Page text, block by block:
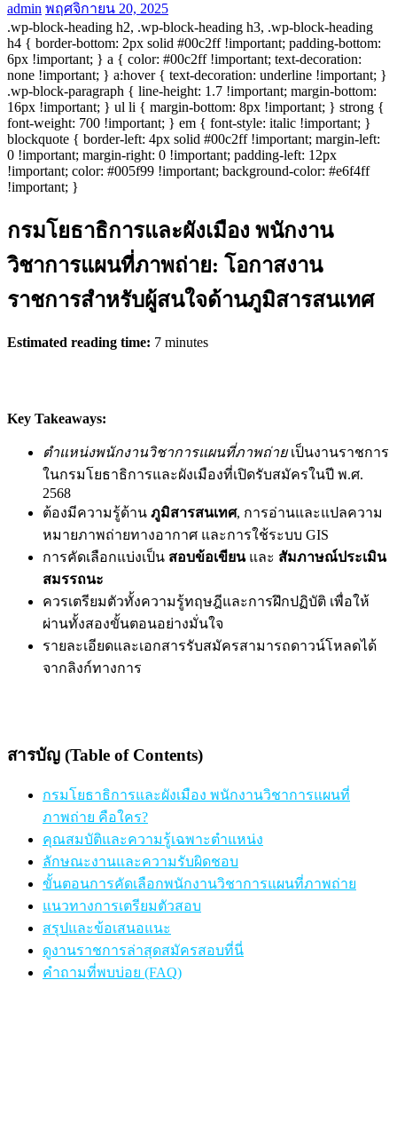
admin พฤศจิกายน 20, 2025
.wp-block-heading h2, .wp-block-heading h3, .wp-block-heading
h4 { border-bottom: 2px solid #00c2ff !important; padding-bottom:
6px !important; } a { color: #00c2ff !important; text-decoration:
none !important; } a:hover { text-decoration: underline !important; }
.wp-block-paragraph { line-height: 1.7 !important; margin-bottom:
16px !important; } ul li { margin-bottom: 8px !important; } strong {
font-weight: 700 !important; } em { font-style: italic !important; }
blockquote { border-left: 4px solid #00c2ff !important; margin-left:
0 !important; margin-right: 0 !important; padding-left: 12px
!important; color: #005f99 !important; background-color: #e6f4ff
!important; }
กรมโยธาธิการและผังเมือง พนักงาน
วิชาการแผนที่ภาพถ่าย: โอกาสงาน
ราชการสำหรับผู้สนใจด้านภูมิสารสนเทศ
Estimated reading time: 7 minutes
Key Takeaways:
ตำแหน่งพนักงานวิชาการแผนที่ภาพถ่ายเป็นงานราชการ
ในกรมโยธาธิการและผังเมืองที่เปิดรับสมัครในปี พ.ศ.
2568
ต้องมีความรู้ด้าน ภูมิสารสนเทศ, การอ่านและแปลความ
หมายภาพถ่ายทางอากาศ และการใช้ระบบ GIS
การคัดเลือกแบ่งเป็น สอบข้อเขียนและ สัมภาษณ์ประเมิน
สมรรถนะ
ควรเตรียมตัวทั้งความรู้ทฤษฎีและการฝึกปฏิบัติ เพื่อให้
ผ่านทั้งสองขั้นตอนอย่างมั่นใจ
รายละเอียดและเอกสารรับสมัครสามารถดาวน์โหลดได้
จากลิงก์ทางการ
สารบัญ (Table of Contents)
กรมโยธาธิการและผังเมือง พนักงานวิชาการแผนที่
ภาพถ่าย คือใคร?
คุณสมบัติและความรู้เฉพาะตำแหน่ง
ลักษณะงานและความรับผิดชอบ
ขั้นตอนการคัดเลือกพนักงานวิชาการแผนที่ภาพถ่าย
แนวทางการเตรียมตัวสอบ
สรุปและข้อเสนอแนะ
ดูงานราชการล่าสุดสมัครสอบที่นี่
คำถามที่พบบ่อย (FAQ)